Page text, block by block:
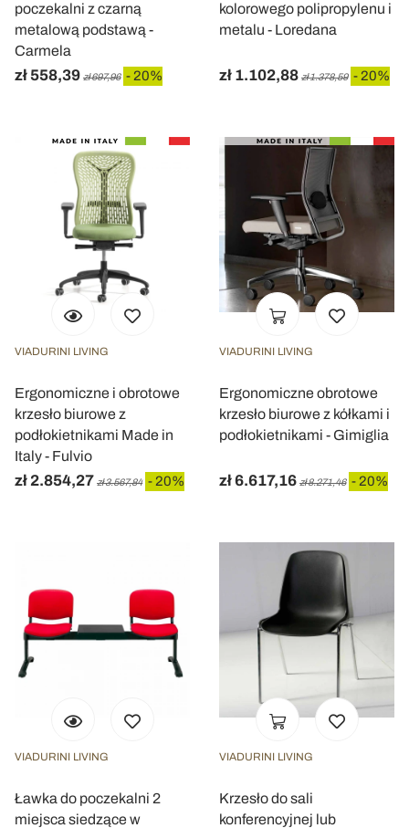
poczekalni z czarną
metalową podstawą -
Carmela
zł 558,39 zł 697,96 - 20%
kolorowego polipropylenu i
metalu - Loredana
zł 1.102,88 zł 1.378,59 - 20%
VIADURINI LIVING
Ergonomiczne i obrotowe
krzesło biurowe z
podłokietnikami Made in
Italy - Fulvio
zł 2.854,27 zł 3.567,84 - 20%
VIADURINI LIVING
Ergonomiczne obrotowe
krzesło biurowe z kółkami i
podłokietnikami - Gimiglia
zł 6.617,16 zł 8.271,46 - 20%
VIADURINI LIVING
Ławka do poczekalni 2
miejsca siedzące w
VIADURINI LIVING
Krzesło do sali
konferencyjnej lub